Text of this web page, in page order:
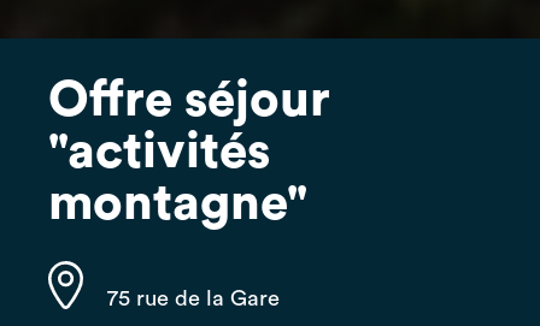
Offre séjour
"activités
montagne"
75 rue de la Gare